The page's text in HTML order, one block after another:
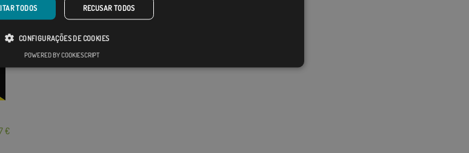
€
€
TODOS RECUSAR TODOS
CONFIGURAÇÕES DE COOKIES
POWERED BY COOKIESCRIPT